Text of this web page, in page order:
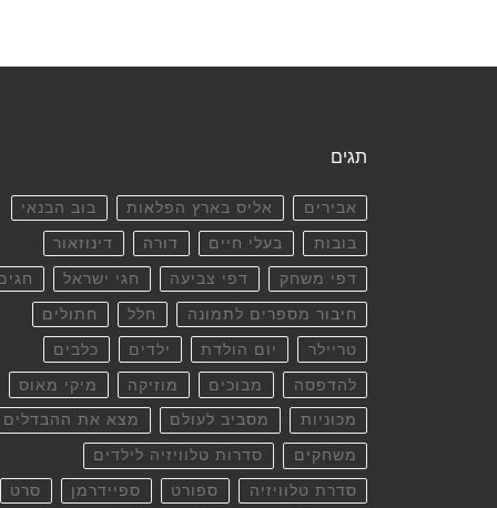
תגים
אבירים אליס בארץ הפלאות בוב הבנאי
בובות בעלי חיים דורה דינוזאור
דפי משחק דפי צביעה חגי ישראל
חיבור מספרים לתמונה חלל חתולים
טריילר יום הולדת ילדים כלבים
להדפסה מבוכים מוזיקה מיקי מאוס
מכוניות מסביב לעולם מצא את ההבדלים
משחקים סדרות טלוויזיה לילדים
סדרת טלוויזיה ספורט ספיידרמן סרט